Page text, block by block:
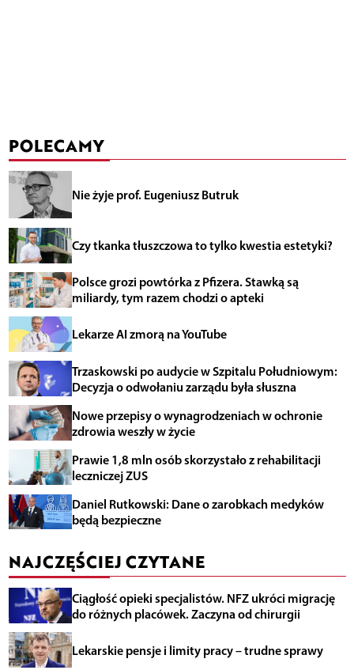
POLECAMY
Nie żyje prof. Eugeniusz Butruk
Czy tkanka tłuszczowa to tylko kwestia estetyki?
Polsce grozi powtórka z Pfizera. Stawką są
miliardy, tym razem chodzi o apteki
Lekarze AI zmorą na YouTube
Trzaskowski po audycie w Szpitalu Południowym:
Decyzja o odwołaniu zarządu była słuszna
Nowe przepisy o wynagrodzeniach w ochronie
zdrowia weszły w życie
Prawie 1,8 mln osób skorzystało z rehabilitacji
leczniczej ZUS
Daniel Rutkowski: Dane o zarobkach medyków
będą bezpieczne
NAJCZĘŚCIEJ CZYTANE
Ciągłość opieki specjalistów. NFZ ukróci migrację
do różnych placówek. Zaczyna od chirurgii
Lekarskie pensje i limity pracy – trudne sprawy